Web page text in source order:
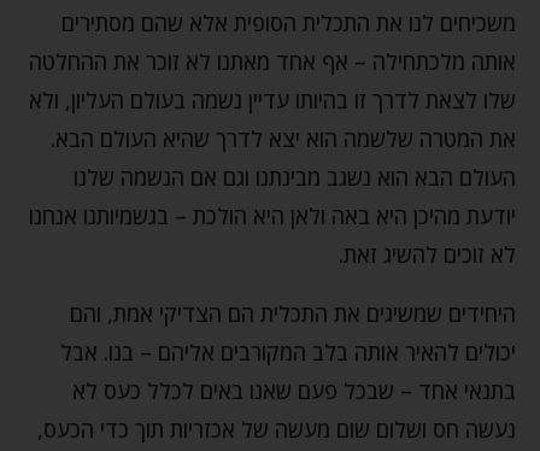
משכיחים לנו את התכלית הסופית אלא שהם מסתירים
אותה מלכתחילה – אף אחד מאתנו לא זוכר את ההחלטה
שלו לצאת לדרך זו בהיותו עדיין נשמה בעולם העליון, ולא
את המטרה שלשמה הוא יצא לדרך שהיא העולם הבא.
העולם הבא הוא נשגב מבינתנו וגם אם הנשמה שלנו
יודעת מהיכן היא באה ולאן היא הולכת – בגשמיותנו אנחנו
לא זוכים להשיג זאת.
היחידים שמשיגים את התכלית הם הצדיקי אמת, והם
יכולים להאיר אותה בלב המקורבים אליהם – בנו. אבל
בתנאי אחד – שבכל פעם שאנו באים לכלל כעס לא
נעשה חס ושלום שום מעשה של אכזריות תוך כדי הכעס,